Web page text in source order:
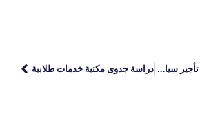
دراسة جدوى مشروع تأجير سيارات دراسة جدوى مكتبة خدمات طلابية